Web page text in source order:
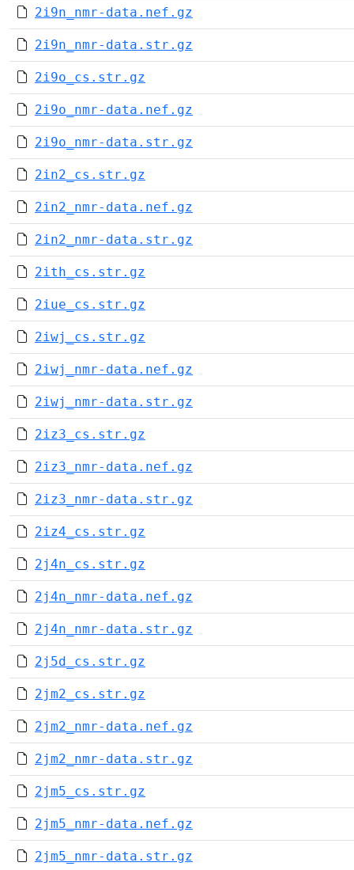
2i9n_nmr-data.nef.gz
2i9n_nmr-data.str.gz
2i9o_cs.str.gz
2i9o_nmr-data.nef.gz
2i9o_nmr-data.str.gz
2in2_cs.str.gz
2in2_nmr-data.nef.gz
2in2_nmr-data.str.gz
2ith_cs.str.gz
2iue_cs.str.gz
2iwj_cs.str.gz
2iwj_nmr-data.nef.gz
2iwj_nmr-data.str.gz
2iz3_cs.str.gz
2iz3_nmr-data.nef.gz
2iz3_nmr-data.str.gz
2iz4_cs.str.gz
2j4n_cs.str.gz
2j4n_nmr-data.nef.gz
2j4n_nmr-data.str.gz
2j5d_cs.str.gz
2jm2_cs.str.gz
2jm2_nmr-data.nef.gz
2jm2_nmr-data.str.gz
2jm5_cs.str.gz
2jm5_nmr-data.nef.gz
2jm5_nmr-data.str.gz